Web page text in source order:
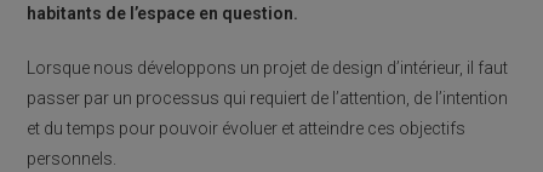
habitants de l’espace en question.
Lorsque nous développons un projet de design d’intérieur, il faut
passer par un processus qui requiert de l’attention, de l’intention
et du temps pour pouvoir évoluer et atteindre ces objectifs
personnels.